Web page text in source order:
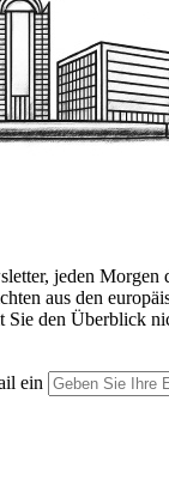
jeden Morgen
aus den
Sie den Überblick
ein